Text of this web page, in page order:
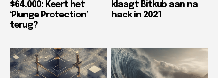
$64.000: Keert het
‘Plunge Protection’
terug?
klaagt Bitkub aan na
hack in 2021